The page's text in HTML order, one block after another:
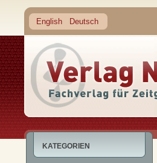
English Deutsch
KATEGORIEN